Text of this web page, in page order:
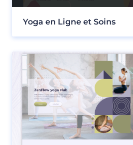
Yoga en Ligne et Soins